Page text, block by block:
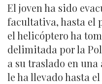
El joven ha sido
facultativa, hasta el
el helicóptero ha
delimitada por la
a su traslado en
le ha llevado hasta